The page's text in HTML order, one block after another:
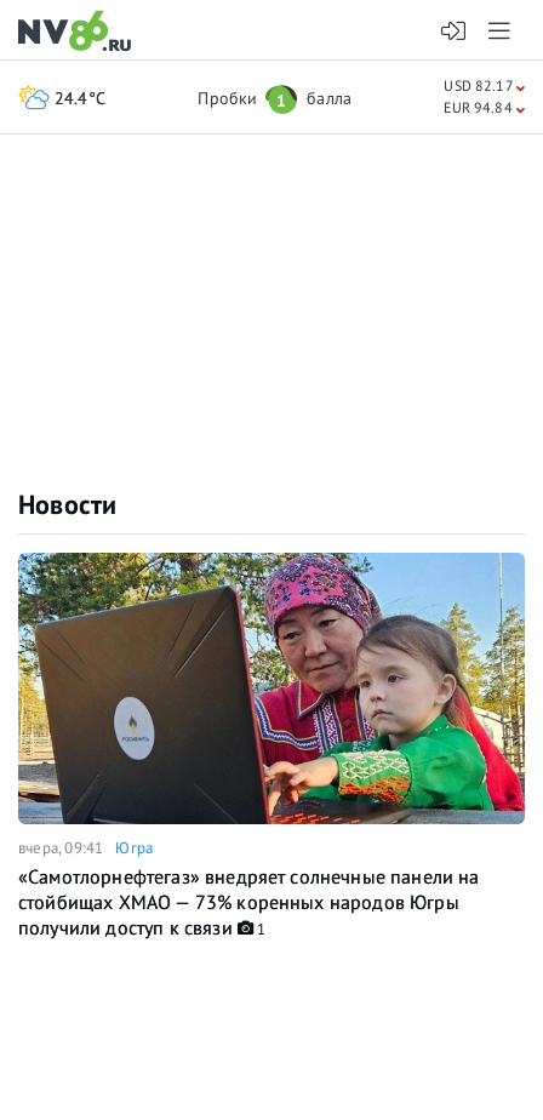
Новости
вчера, 09:41 Югра
«Самотлорнефтегаз» внедряет солнечные панели на
стойбищах ХМАО — 73% коренных народов Югры
получили доступ к связи
1
24.4°C Пробки 1 балла
USD 82.17
EUR 94.84